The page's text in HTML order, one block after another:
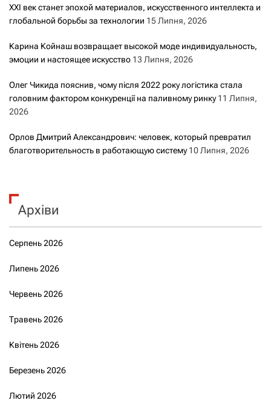
XXI век станет эпохой материалов, искусственного интеллекта и
глобальной борьбы за технологии 15 Липня, 2026
Карина Койнаш возвращает высокой моде индивидуальность,
эмоции и настоящее искусство 13 Липня, 2026
Олег Чикида пояснив, чому після 2022 року логістика стала
головним фактором конкуренції на паливному ринку 11 Липня,
2026
Орлов Дмитрий Александрович: человек, который превратил
благотворительность в работающую систему 10 Липня, 2026
Архіви
Серпень 2026
Липень 2026
Червень 2026
Травень 2026
Квітень 2026
Березень 2026
Лютий 2026